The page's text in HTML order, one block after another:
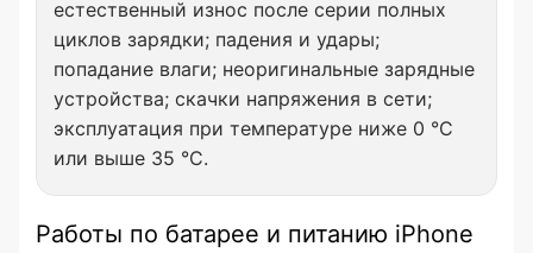
естественный износ после серии полных
циклов зарядки; падения и удары;
попадание влаги; неоригинальные зарядные
устройства; скачки напряжения в сети;
эксплуатация при температуре ниже 0 °C
или выше 35 °C.
Работы по батарее и питанию iPhone